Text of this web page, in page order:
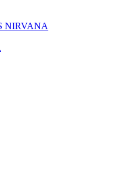
NIRVANA